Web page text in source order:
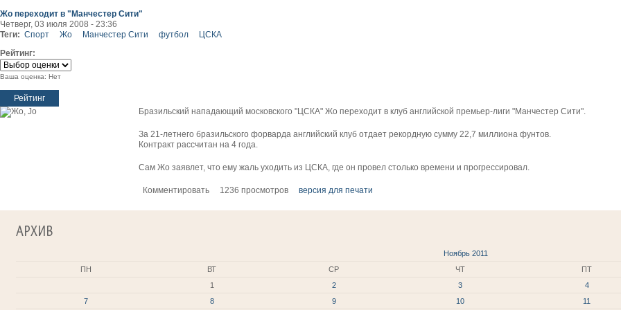
Жо переходит в "Манчестер Сити"
Четверг, 03 июля 2008 - 23:36
Теги: Спорт Жо Манчестер Сити футбол
ЦСКА
Рейтинг:
Ваша оценка: Нет
Бразильский нападающий московского "ЦСКА" Жо переходит в клуб английской премьер-лиги "Манчестер Сити".
За 21-летнего бразильского форварда английский клуб отдает рекордную сумму 22,7 миллиона фунтов.
Контракт рассчитан на 4 года.
Сам Жо заявлет, что ему жаль уходить из ЦСКА, где он провел столько времени и прогрессировал.
Комментировать 1236 просмотров версия для печати
АРХИВ
Ноябрь 2011
ПН
ВТ СР ЧТ ПТ
1
2 3 4
7
8 9 10 11